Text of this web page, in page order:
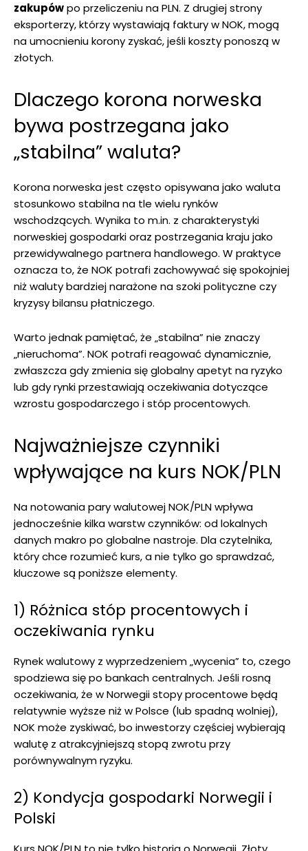
zakupówpo przeliczeniu na PLN. Z drugiej strony
eksporterzy, którzy wystawiają faktury w NOK, mogą
na umocnieniu korony zyskać, jeśli koszty ponoszą w
złotych.
Dlaczego korona norweska
bywa postrzegana jako
„stabilna” waluta?
Korona norweska jest często opisywana jako waluta
stosunkowo stabilna na tle wielu rynków
wschodzących. Wynika to m.in. z charakterystyki
norweskiej gospodarki oraz postrzegania kraju jako
przewidywalnego partnera handlowego. W praktyce
oznacza to, że NOK potrafi zachowywać się spokojniej
niż waluty bardziej narażone na szoki polityczne czy
kryzysy bilansu płatniczego.
Warto jednak pamiętać, że „stabilna” nie znaczy
„nieruchoma”. NOK potrafi reagować dynamicznie,
zwłaszcza gdy zmienia się globalny apetyt na ryzyko
lub gdy rynki przestawiają oczekiwania dotyczące
wzrostu gospodarczego i stóp procentowych.
Najważniejsze czynniki
wpływające na kurs NOK/PLN
Na notowania pary walutowej NOK/PLN wpływa
jednocześnie kilka warstw czynników: od lokalnych
danych makro po globalne nastroje. Dla czytelnika,
który chce rozumieć kurs, a nie tylko go sprawdzać,
kluczowe są poniższe elementy.
1) Różnica stóp procentowych i
oczekiwania rynku
Rynek walutowy z wyprzedzeniem „wycenia” to, czego
spodziewa się po bankach centralnych. Jeśli rosną
oczekiwania, że w Norwegii stopy procentowe będą
relatywnie wyższe niż w Polsce (lub spadną wolniej),
NOK może zyskiwać, bo inwestorzy częściej wybierają
walutę z atrakcyjniejszą stopą zwrotu przy
porównywalnym ryzyku.
2) Kondycja gospodarki Norwegii i
Polski